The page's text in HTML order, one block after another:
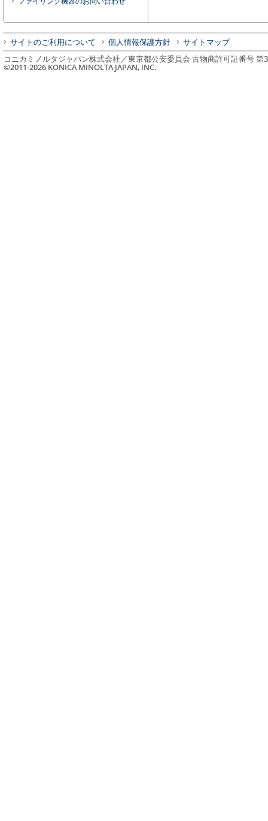
サイトのご利用について 個人情報保護方針
サイトマップ
コニカミノルタジャパン株式会社／東京都公安委員会 古物商許可証番号 第
©2011-2026 KONICA MINOLTA JAPAN, INC.